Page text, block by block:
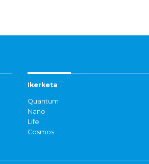
Ikerketa
Quantum
Nano
Life
Cosmos